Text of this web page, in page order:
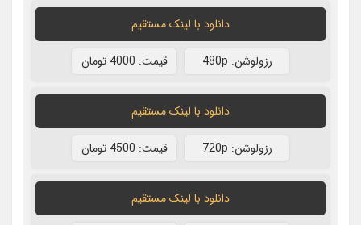
دانلود با لينک مستقيم
رزولوشن: 480p قيمت: 4000 تومان
دانلود با لينک مستقيم
رزولوشن: 720p قيمت: 4500 تومان
دانلود با لينک مستقيم